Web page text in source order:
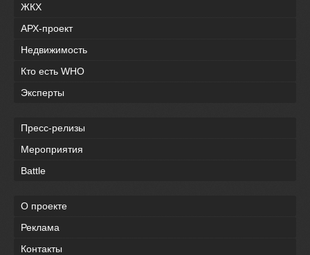
ЖКХ
АРХ-проект
Недвижимость
Кто есть WHO
Эксперты
Пресс-релизы
Мероприятия
Battle
О проекте
Реклама
Контакты